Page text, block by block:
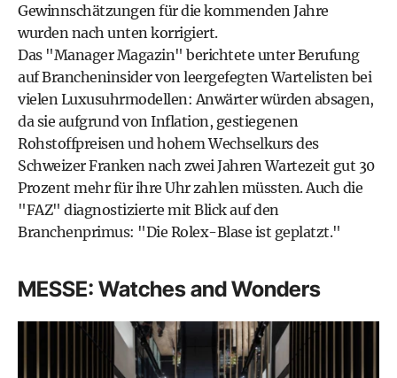
Gewinnschätzungen für die kommenden Jahre
wurden nach unten korrigiert.
Das "Manager Magazin" berichtete unter Berufung
auf Brancheninsider von leergefegten Wartelisten bei
vielen Luxusuhrmodellen: Anwärter würden absagen,
da sie aufgrund von Inflation , gestiegenen
Rohstoffpreisen und hohem Wechselkurs des
Schweizer Franken nach zwei Jahren Wartezeit gut 30
Prozent mehr für ihre Uhr zahlen müssten. Auch die
"FAZ" diagnostizierte mit Blick auf den
Branchenprimus: "Die Rolex-Blase ist geplatzt."
MESSE: Watches and Wonders